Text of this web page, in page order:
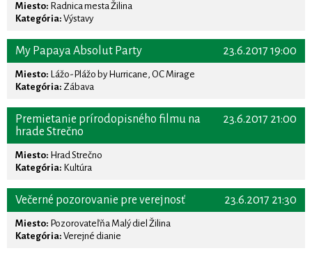
Miesto: Radnica mesta Žilina
Kategória: Výstavy
23.6.2017 19:00
My Papaya Absolut Party
Miesto: Lážo-Plážo by Hurricane, OC Mirage
Kategória: Zábava
23.6.2017 21:00
Premietanie prírodopisného filmu na
hrade Strečno
Miesto: Hrad Strečno
Kategória: Kultúra
23.6.2017 21:30
Večerné pozorovanie pre verejnosť
Miesto: Pozorovateľňa Malý diel Žilina
Kategória: Verejné dianie